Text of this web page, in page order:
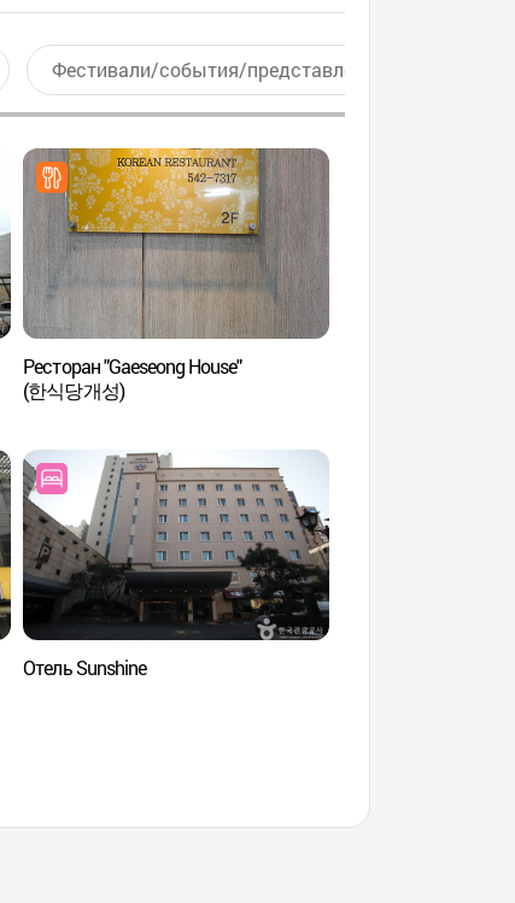
Фестивали/события/представления
Ресторан "Gaeseong House"
(한식당개성)
Отель Sunshine